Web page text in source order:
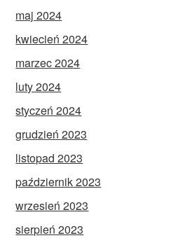
maj 2024
kwiecień 2024
marzec 2024
luty 2024
styczeń 2024
grudzień 2023
listopad 2023
październik 2023
wrzesień 2023
sierpień 2023